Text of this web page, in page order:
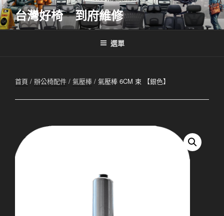
跳
至
主
台灣好椅 到府維修
選單
首頁 / 辦公椅配件 / 氣壓棒 / 氣壓棒 6CM 束 【銀色】